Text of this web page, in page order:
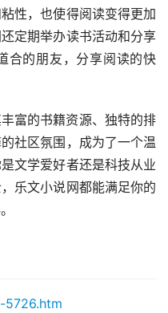
性，也使得阅读变得更加
定期举办读书活动和分享
合的朋友，分享阅读的快
富的书籍资源、独特的排
社区氛围，成为了一个温
文学爱好者还是科技从业
乐文小说网都能满足你的
5726.htm